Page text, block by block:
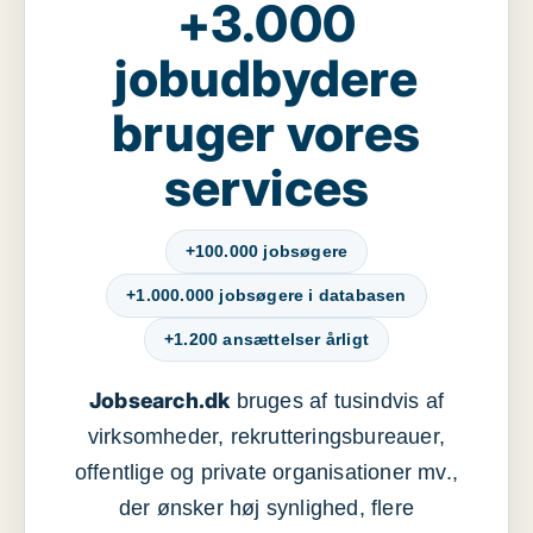
+3.000
jobudbydere
bruger vores
services
+100.000 jobsøgere
+1.000.000 jobsøgere i databasen
+1.200 ansættelser årligt
Jobsearch.dkbruges af tusindvis af
virksomheder, rekrutteringsbureauer,
offentlige og private organisationer mv.,
der ønsker høj synlighed, flere